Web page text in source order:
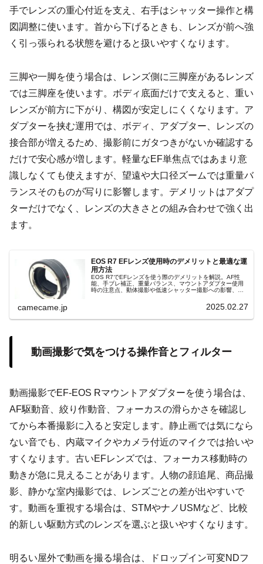
手でレンズの重心付近を支え、右手はシャッター操作と構
図調整に使います。首から下げるときも、レンズが前へ強
く引っ張られる状態を避けると扱いやすくなります。
三脚や一脚を使う場合は、レンズ側に三脚座があるレンズ
では三脚座を使います。ボディ底面だけで支えると、重い
レンズが前方に下がり、構図が安定しにくくなります。ア
ダプターを挟む運用では、ボディ、アダプター、レンズの
接合部が増えるため、撮影前にガタつきがないか確認する
だけで安心感が増します。軽量なEF単焦点ではあまり意
識しなくても使えますが、望遠や大口径ズームでは重量バ
ランスそのものが写りに影響します。デメリットはアダプ
ターだけでなく、レンズの大きさとの組み合わせで強く出
ます。
EOS R7 EFレンズ使用時のデメリットと最適な運
用方法
EOS R7でEFレンズを使う際のデメリットを解説。AF性
能、手ブレ補正、重量バランス、マウントアダプター使用
時の注意点、動体撮影や低速シャッター撮影への影響、快
camecame.jp 2025.02.27
動画撮影で気をつける操作音とフィルター
動画撮影でEF-EOS Rマウントアダプターを使う場合は、
AF駆動音、絞り作動音、フォーカスの滑らかさを確認し
てから本番撮影に入ると安定します。静止画では気になら
ない音でも、内蔵マイクやカメラ付近のマイクでは拾いや
すくなります。古いEFレンズでは、フォーカス移動時の
動きが急に見えることがあります。人物の顔追尾、商品撮
影、静かな室内撮影では、レンズごとの差が出やすいで
す。動画を重視する場合は、STMやナノUSMなど、比較
的新しい駆動方式のレンズを選ぶと扱いやすくなります。
明るい屋外で動画を撮る場合は、ドロップイン可変NDフ